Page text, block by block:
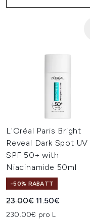
L'Oréal Paris Bright
Reveal Dark Spot UV
SPF 50+ with
Niacinamide 50ml
-50% RABATT
Unverbindliche
23.00€Aktueller Preis:
11.50€
230.00€ pro L